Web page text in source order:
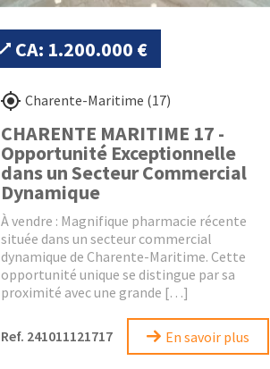
CA: 1.200.000 €
Charente-Maritime (17)
CHARENTE MARITIME 17 -
Opportunité Exceptionnelle
dans un Secteur Commercial
Dynamique
À vendre : Magnifique pharmacie récente
située dans un secteur commercial
dynamique de Charente-Maritime. Cette
opportunité unique se distingue par sa
proximité avec une grande […]
Ref. 241011121717 En savoir plus